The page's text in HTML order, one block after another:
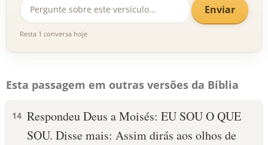
Enviar
Resta 1 conversa hoje
Esta passagem em outras versões da Bíblia
14 Respondeu Deus a Moisés: EU SOU O QUE
SOU. Disse mais: Assim dirás aos olhos de